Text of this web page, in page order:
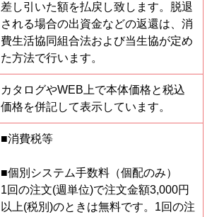
差し引いた額を払戻し致します。脱退
される場合の出資金などの返還は、消
費生活協同組合法および当生協が定め
た方法で行います。
カタログやWEB上で本体価格と税込
価格を併記して表示しています。
■消費税等
■個別システム手数料（個配のみ）
1回の注文(週単位)で注文金額3,000円
以上(税別)のときは無料です。1回の注